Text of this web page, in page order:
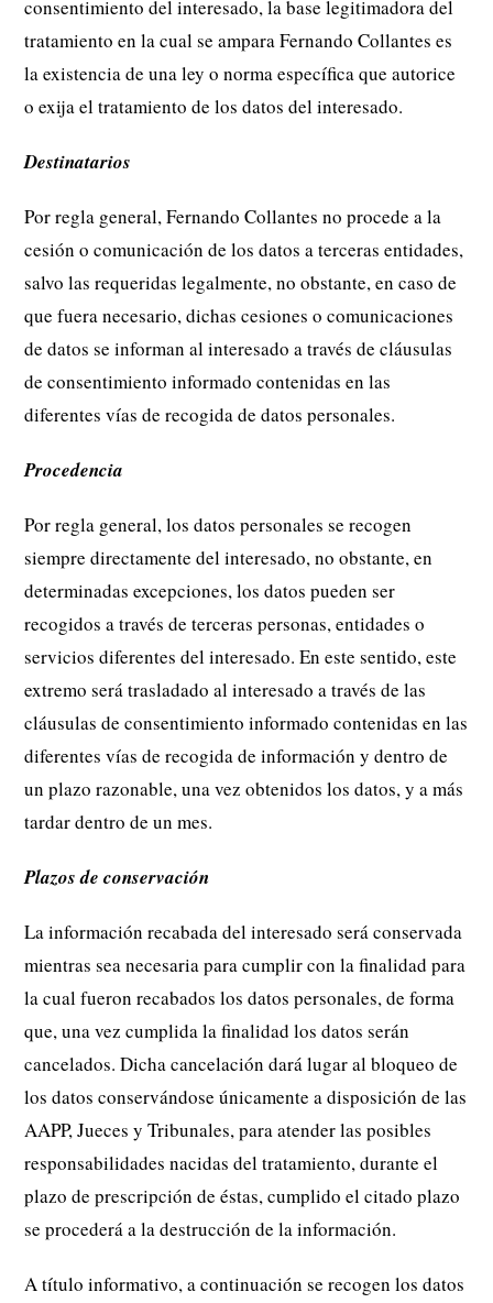
consentimiento del interesado, la base legitimadora del
tratamiento en la cual se ampara Fernando Collantes es
la existencia de una ley o norma específica que autorice
o exija el tratamiento de los datos del interesado.
Destinatarios
Por regla general, Fernando Collantes no procede a la
cesión o comunicación de los datos a terceras entidades,
salvo las requeridas legalmente, no obstante, en caso de
que fuera necesario, dichas cesiones o comunicaciones
de datos se informan al interesado a través de cláusulas
de consentimiento informado contenidas en las
diferentes vías de recogida de datos personales.
Procedencia
Por regla general, los datos personales se recogen
siempre directamente del interesado, no obstante, en
determinadas excepciones, los datos pueden ser
recogidos a través de terceras personas, entidades o
servicios diferentes del interesado. En este sentido, este
extremo será trasladado al interesado a través de las
cláusulas de consentimiento informado contenidas en las
diferentes vías de recogida de información y dentro de
un plazo razonable, una vez obtenidos los datos, y a más
tardar dentro de un mes.
Plazos de conservación
La información recabada del interesado será conservada
mientras sea necesaria para cumplir con la finalidad para
la cual fueron recabados los datos personales, de forma
que, una vez cumplida la finalidad los datos serán
cancelados. Dicha cancelación dará lugar al bloqueo de
los datos conservándose únicamente a disposición de las
AAPP, Jueces y Tribunales, para atender las posibles
responsabilidades nacidas del tratamiento, durante el
plazo de prescripción de éstas, cumplido el citado plazo
se procederá a la destrucción de la información.
A título informativo, a continuación se recogen los datos